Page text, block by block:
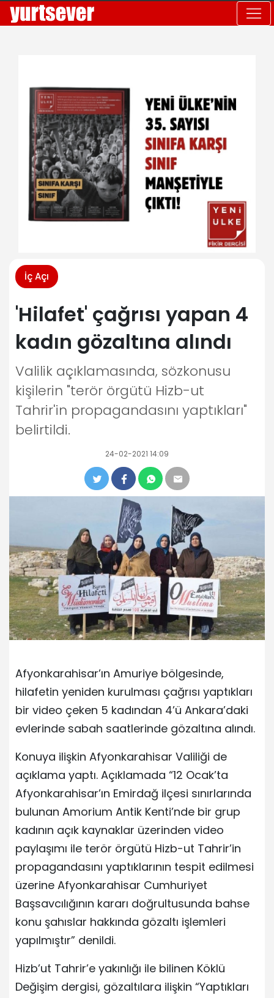
İç Açı
'Hilafet' çağrısı yapan 4
kadın gözaltına alındı
Valilik açıklamasında, sözkonusu
kişilerin "terör örgütü Hizb-ut
Tahrir'in propagandasını yaptıkları"
belirtildi.
24-02-2021 14:09
Afyonkarahisar’ın Amuriye bölgesinde,
hilafetin yeniden kurulması çağrısı yaptıkları
bir video çeken 5 kadından 4’ü Ankara’daki
evlerinde sabah saatlerinde gözaltına alındı.
Konuya ilişkin Afyonkarahisar Valiliği de
açıklama yaptı. Açıklamada “12 Ocak’ta
Afyonkarahisar’ın Emirdağ ilçesi sınırlarında
bulunan Amorium Antik Kenti’nde bir grup
kadının açık kaynaklar üzerinden video
paylaşımı ile terör örgütü Hizb-ut Tahrir’in
propagandasını yaptıklarının tespit edilmesi
üzerine Afyonkarahisar Cumhuriyet
Başsavcılığının kararı doğrultusunda bahse
konu şahıslar hakkında gözaltı işlemleri
yapılmıştır” denildi.
Hizb’ut Tahrir’e yakınlığı ile bilinen Köklü
Değişim dergisi, gözaltılara ilişkin “Yaptıkları